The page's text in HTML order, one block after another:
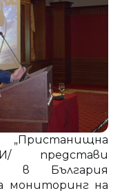
представи
в България
мониторинг на